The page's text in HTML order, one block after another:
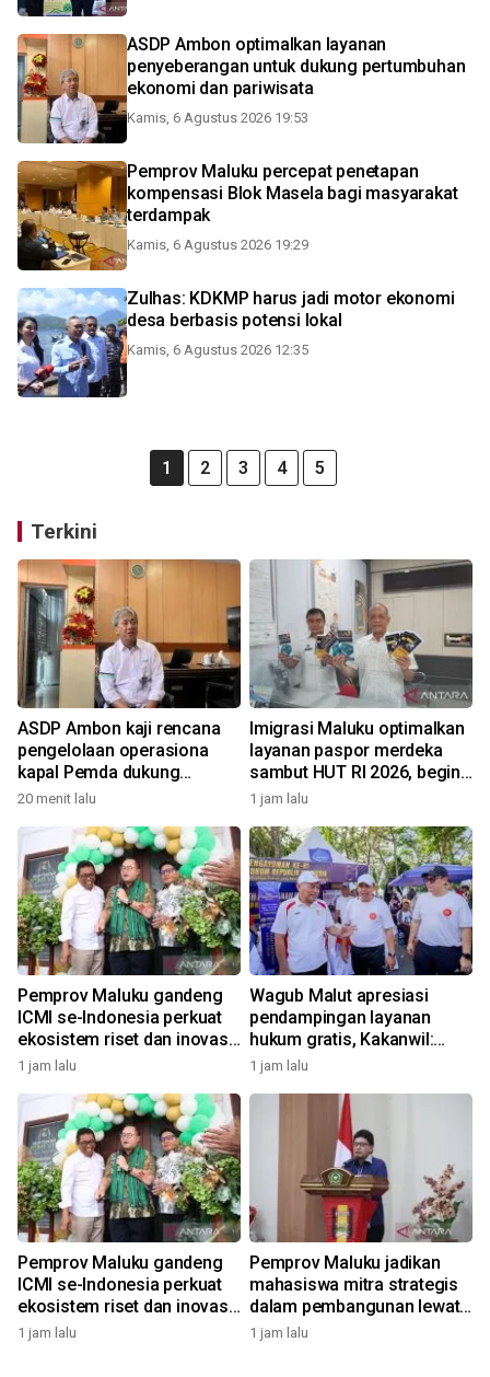
ASDP Ambon optimalkan layanan
penyeberangan untuk dukung pertumbuhan
ekonomi dan pariwisata
Kamis, 6 Agustus 2026 19:53
Pemprov Maluku percepat penetapan
kompensasi Blok Masela bagi masyarakat
terdampak
Kamis, 6 Agustus 2026 19:29
Zulhas: KDKMP harus jadi motor ekonomi
desa berbasis potensi lokal
Kamis, 6 Agustus 2026 12:35
1 2 3 4 5
Terkini
ASDP Ambon kaji rencana
pengelolaan operasiona
kapal Pemda dukung
pariwisata Maluku
20 menit lalu
Imigrasi Maluku optimalkan
layanan paspor merdeka
sambut HUT RI 2026, begini
kata Kakanwil
1 jam lalu
Pemprov Maluku gandeng
ICMI se-Indonesia perkuat
ekosistem riset dan inovasi
daerah
1 jam lalu
Wagub Malut apresiasi
pendampingan layanan
hukum gratis, Kakanwil:
Pencatatan Hak Cipta Musik
1 jam lalu
Pemprov Maluku gandeng
ICMI se-Indonesia perkuat
ekosistem riset dan inovasi
daerah
1 jam lalu
Pemprov Maluku jadikan
mahasiswa mitra strategis
dalam pembangunan lewat
gagasan konstruktif
1 jam lalu